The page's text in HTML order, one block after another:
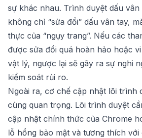
sự khác nhau. Trình duyệt dấu
không chỉ “sửa đổi” dấu vân tay,
thực của “ngụy trang”. Nếu các
được sửa đổi quá hoàn hảo hoặc
vật lý, ngược lại sẽ gây ra sự nghi
kiểm soát rủi ro.
Ngoài ra, cơ chế cập nhật lõi trình
cùng quan trọng. Lõi trình duyệt
cập nhật chính thức của Chrome
lỗ hổng bảo mật và tương thích với